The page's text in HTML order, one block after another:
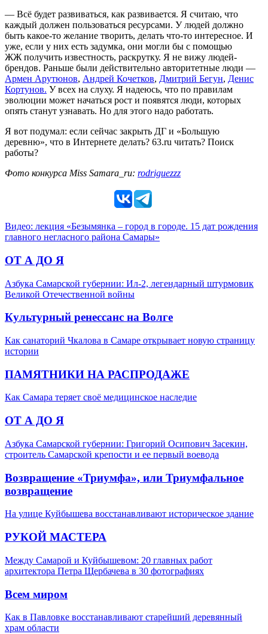
— Всё будет развиваться, как развивается. Я считаю, что
каждый должен пользоваться ресурсами. У людей должно
быть какое-то желание творить, делать что-то интересное. И
уже, если у них есть задумка, они могли бы с помощью
ЖЖ получить известность, раскрутку. Я не вижу людей-
брендов. Раньше были действительно авторитетные люди —
Армен Арутюнов, Андрей Кочетков, Дмитрий Бегун, Денис
Кортунов. У всех на слуху. Я надеюсь, что по правилам
эволюции может начаться рост и появятся люди, которых
опять станут узнавать. Но для этого надо работать.
Я вот подумал: если сейчас закрыть ДГ и «Большую
деревню», что в Интернете делать? 63.ru читать? Поиск
работы?
Фото конкурса Miss Samara_ru: rodriguezzz
Видео: лекция «Безымянка – город в городе. 15 дат рождения
главного негласного района Самары»
ОТ А ДО Я
Азбука Самарской губернии: Ил-2, легендарный штурмовик
Великой Отечественной войны
Культурный ренессанс на Волге
Как санаторий Чкалова в Самаре открывает новую страницу
истории
ПАМЯТНИКИ НА РАСПРОДАЖЕ
Как Самара теряет своё медицинское наследие
ОТ А ДО Я
Азбука Самарской губернии: Григорий Осипович Засекин,
строитель Самарской крепости и ее первый воевода
Возвращение «Триумфа», или Триумфальное
возвращение
На улице Куйбышева восстанавливают историческое здание
РУКОЙ МАСТЕРА
Между Самарой и Куйбышевом: 20 главных работ
архитектора Петра Щербачева в 30 фотографиях
Всем миром
Как в Павловке восстанавливают старейший деревянный
храм области